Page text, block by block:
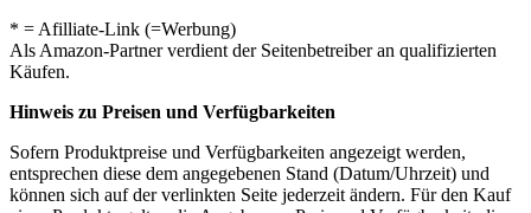
* = Afilliate-Link (=Werbung)
Als Amazon-Partner verdient der Seitenbetreiber an qualifizierten
Käufen.
Hinweis zu Preisen und Verfügbarkeiten
Sofern Produktpreise und Verfügbarkeiten angezeigt werden,
entsprechen diese dem angegebenen Stand (Datum/Uhrzeit) und
können sich auf der verlinkten Seite jederzeit ändern. Für den Kauf